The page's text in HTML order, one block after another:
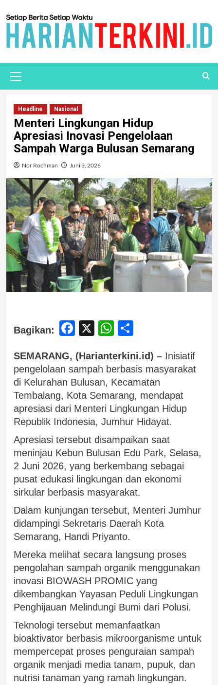
Headline Nasional
Menteri Lingkungan Hidup
Apresiasi Inovasi Pengelolaan
Sampah Warga Bulusan Semarang
Nor Rochman Juni 3, 2026
Bagikan: Facebook
X WhatsApp
SEMARANG, (Harianterkini.id) – Inisiatif
pengelolaan sampah berbasis masyarakat
di Kelurahan Bulusan, Kecamatan
Tembalang, Kota Semarang, mendapat
apresiasi dari Menteri Lingkungan Hidup
Republik Indonesia, Jumhur Hidayat.
Apresiasi tersebut disampaikan saat
meninjau Kebun Bulusan Edu Park, Selasa,
2 Juni 2026, yang berkembang sebagai
pusat edukasi lingkungan dan ekonomi
sirkular berbasis masyarakat.
Dalam kunjungan tersebut, Menteri Jumhur
didampingi Sekretaris Daerah Kota
Semarang, Handi Priyanto.
Mereka melihat secara langsung proses
pengolahan sampah organik menggunakan
inovasi BIOWASH PROMIC yang
dikembangkan Yayasan Peduli Lingkungan
Penghijauan Melindungi Bumi dari Polusi.
Teknologi tersebut memanfaatkan
bioaktivator berbasis mikroorganisme untuk
mempercepat proses penguraian sampah
organik menjadi media tanam, pupuk, dan
nutrisi tanaman yang ramah lingkungan.